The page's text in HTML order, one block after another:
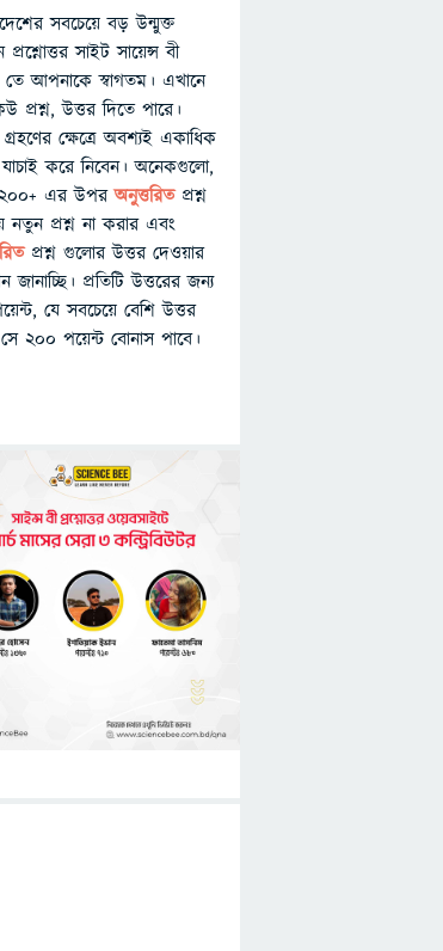
সবচেয়ে বড় উন্মুক্ত
প্রশ্নোত্তর সাইট সায়েন্স বী
আপনাকে স্বাগতম। এখানে
প্রশ্ন, উত্তর দিতে পারে।
ক্ষেত্রে অবশ্যই একাধিক
করে নিবেন। অনেকগুলো,
২০০+ এর উপরঅনুত্তরিতপ্রশ্ন
নতুন প্রশ্ন না করার এবং
প্রশ্ন গুলোর উত্তর দেওয়ার
জানাচ্ছি। প্রতিটি উত্তরের জন্য
যে সবচেয়ে বেশি উত্তর
২০০ পয়েন্ট বোনাস পাবে।